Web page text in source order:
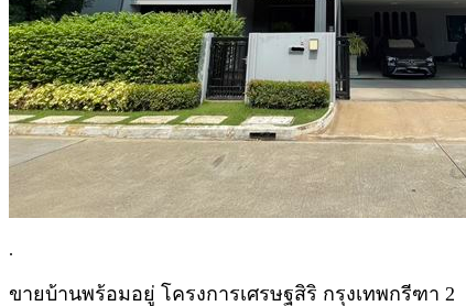
.
ขายบ้านพร้อมอยู่ โครงการเศรษฐสิริ กรุงเทพกรีฑา 2